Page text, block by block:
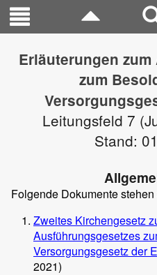
Erläuterungen
zum
Leitungsfeld 7
Stand:
Folgende Dokumente
Zweites Kirchengesetz
Ausführungsgesetzes
Versorgungsgesetz der
2021)